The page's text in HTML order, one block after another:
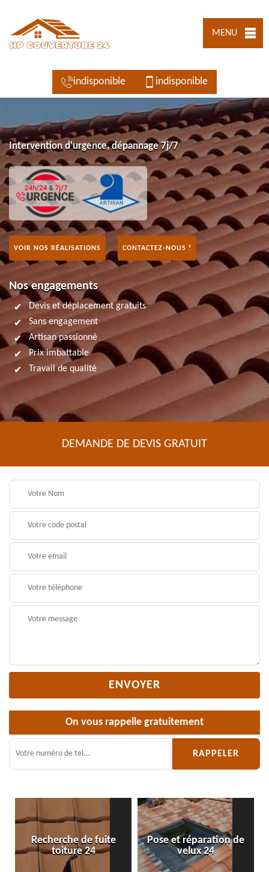
MENU
indisponible indisponible
Intervention d'urgence, dépannage 7j/7
VOIR NOS RÉALISATIONS CONTACTEZ-NOUS !
Nos engagements
Devis et déplacement gratuits
Sans engagement
Artisan passionné
Prix imbattable
Travail de qualité
DEMANDE DE DEVIS GRATUIT
On vous rappelle gratuitement
Recherche de fuite
toiture 24
Pose et réparation de
velux 24